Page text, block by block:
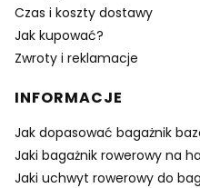
Czas i koszty dostawy
Jak kupować?
Zwroty i reklamacje
INFORMACJE
Jak dopasować bagażnik
Jaki bagażnik rowerowy na
Jaki uchwyt rowerowy do